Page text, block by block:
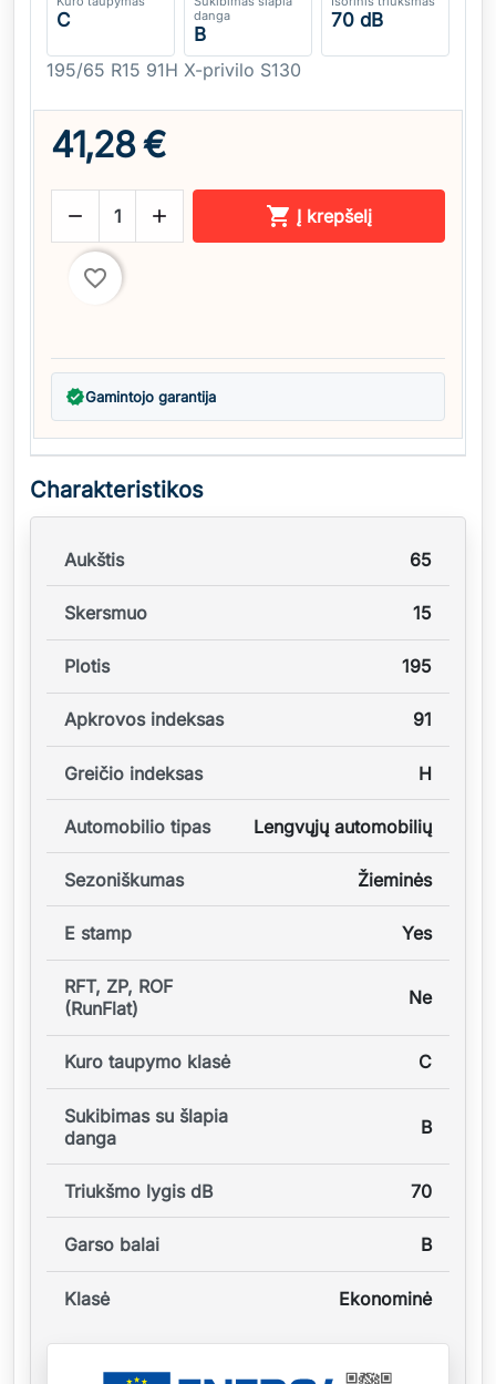
C
danga
B
70 dB
195/65 R15 91H X-privilo S130
41,28 €
   Į krepšelį
favorite_border
verifiedGamintojo garantija
Charakteristikos
Aukštis 65
Skersmuo 15
Plotis 195
Apkrovos indeksas 91
Greičio indeksas H
Automobilio tipas Lengvųjų automobilių
Sezoniškumas Žieminės
E stamp Yes
RFT, ZP, ROF
(RunFlat)
Ne
Kuro taupymo klasė C
Sukibimas su šlapia
danga
B
Triukšmo lygis dB 70
Garso balai B
Klasė Ekonominė